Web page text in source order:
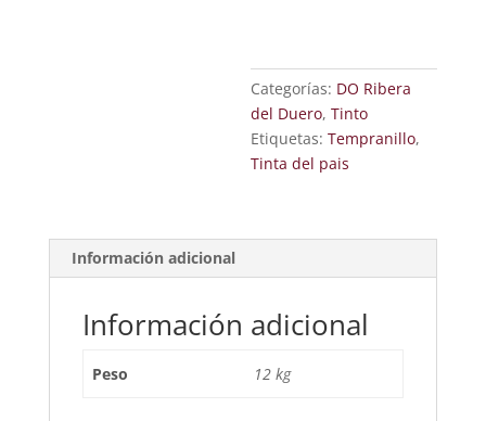
Categorías: DO Ribera
del Duero,Tinto
Etiquetas:Tempranillo,
Tinta del pais
Información adicional
Información adicional
Peso 12 kg